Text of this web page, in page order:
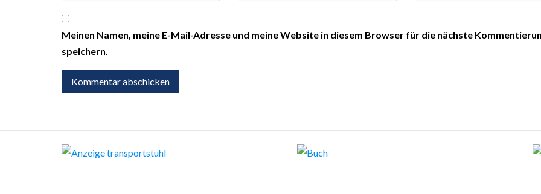
Meinen Namen, meine E-Mail-Adresse und meine Website in diesem Browser für die nächste
speichern.